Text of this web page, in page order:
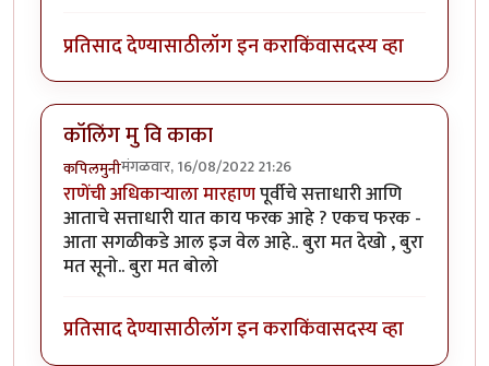
प्रतिसाद देण्यासाठीलॉग इन कराकिंवासदस्य व्हा
कॉलिंग मु वि काका
कपिलमुनीमंगळवार, 16/08/2022 21:26
राणेंची अधिकाऱ्याला मारहाणपूर्वीचे सत्ताधारी आणि
आताचे सत्ताधारी यात काय फरक आहे ? एकच फरक -
आता सगळीकडे आल इज वेल आहे.. बुरा मत देखो , बुरा
मत सूनो.. बुरा मत बोलो
प्रतिसाद देण्यासाठीलॉग इन कराकिंवासदस्य व्हा